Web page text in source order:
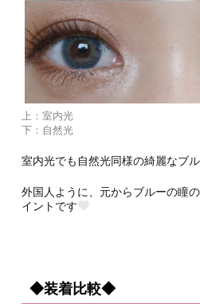
上：室内光
下：自然光
室内光でも自然光同様の綺麗なブル
外国人ように、元からブルーの瞳
イントです
◆装着比較◆